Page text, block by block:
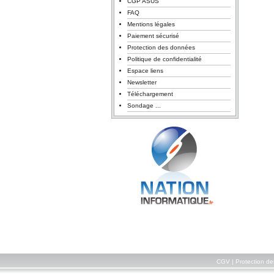
FAQ
Mentions légales
Paiement sécurisé
Protection des données
Politique de confidentialité
Espace liens
Newsletter
Téléchargement
Sondage ...
CGV Protection